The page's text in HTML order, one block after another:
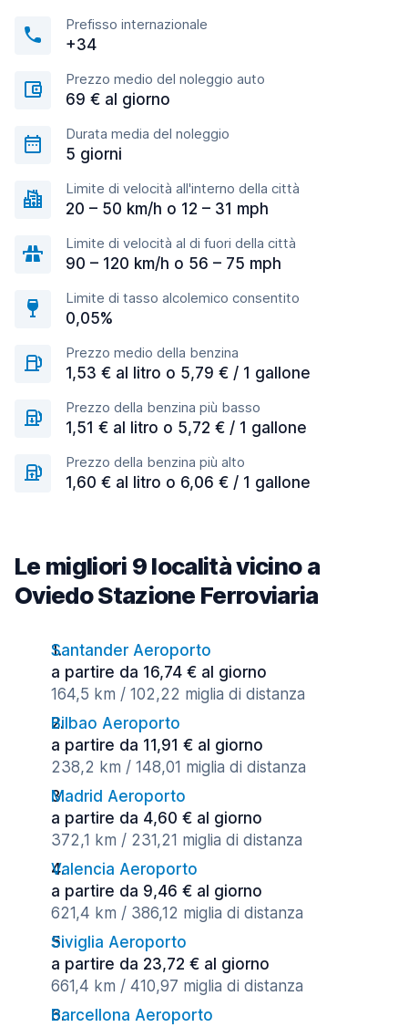
Prefisso internazionale
+34
Prezzo medio del noleggio auto
69 € al giorno
Durata media del noleggio
5 giorni
Limite di velocità all'interno della città
20 – 50 km/h o 12 – 31 mph
Limite di velocità al di fuori della città
90 – 120 km/h o 56 – 75 mph
Limite di tasso alcolemico consentito
0,05%
Prezzo medio della benzina
1,53 € al litro o 5,79 € / 1 gallone
Prezzo della benzina più basso
1,51 € al litro o 5,72 € / 1 gallone
Prezzo della benzina più alto
1,60 € al litro o 6,06 € / 1 gallone
Le migliori 9 località vicino a
Oviedo Stazione Ferroviaria
Santander Aeroporto
a partire da 16,74 € al giorno
164,5 km / 102,22 miglia di distanza
Bilbao Aeroporto
a partire da 11,91 € al giorno
238,2 km / 148,01 miglia di distanza
Madrid Aeroporto
a partire da 4,60 € al giorno
372,1 km / 231,21 miglia di distanza
Valencia Aeroporto
a partire da 9,46 € al giorno
621,4 km / 386,12 miglia di distanza
Siviglia Aeroporto
a partire da 23,72 € al giorno
661,4 km / 410,97 miglia di distanza
Barcellona Aeroporto